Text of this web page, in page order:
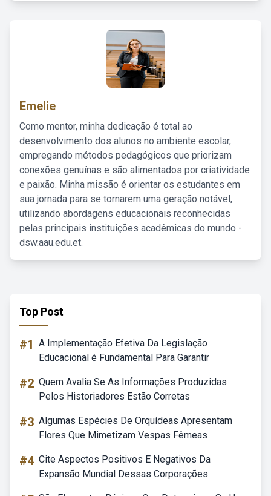
Emelie
Como mentor, minha dedicação é total ao
desenvolvimento dos alunos no ambiente escolar,
empregando métodos pedagógicos que priorizam
conexões genuínas e são alimentados por criatividade
e paixão. Minha missão é orientar os estudantes em
sua jornada para se tornarem uma geração notável,
utilizando abordagens educacionais reconhecidas
pelas principais instituições acadêmicas do mundo -
dsw.aau.edu.et.
Top Post
#1 A Implementação Efetiva Da Legislação
Educacional é Fundamental Para Garantir
#2 Quem Avalia Se As Informações Produzidas
Pelos Historiadores Estão Corretas
#3 Algumas Espécies De Orquídeas Apresentam
Flores Que Mimetizam Vespas Fêmeas
#4 Cite Aspectos Positivos E Negativos Da
Expansão Mundial Dessas Corporações